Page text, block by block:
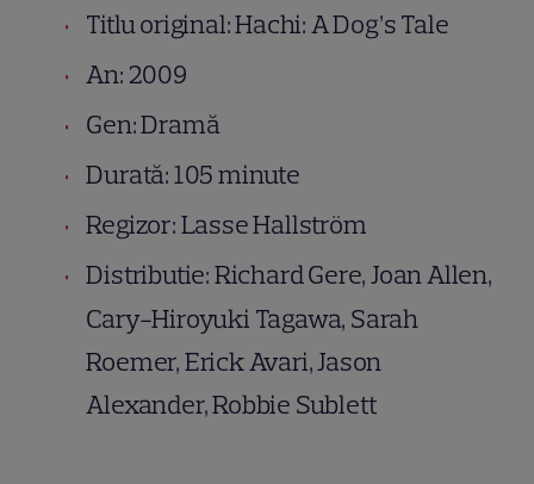
Titlu original: Hachi: A Dog’s Tale
An: 2009
Gen: Dramă
Durată: 105 minute
Regizor: Lasse Hallström
Distributie: Richard Gere, Joan Allen,
Cary-Hiroyuki Tagawa, Sarah
Roemer, Erick Avari, Jason
Alexander, Robbie Sublett